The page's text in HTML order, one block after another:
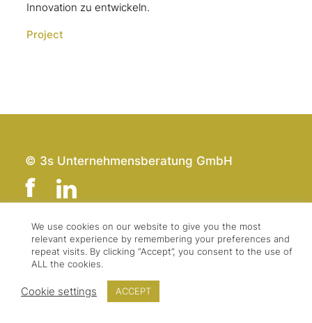
Innovation zu entwickeln.
Project
© 3s Unternehmensberatung GmbH
Team
Kontakt
Impressum
We use cookies on our website to give you the most
relevant experience by remembering your preferences and
repeat visits. By clicking “Accept”, you consent to the use of
ALL the cookies.
Cookie settings ACCEPT